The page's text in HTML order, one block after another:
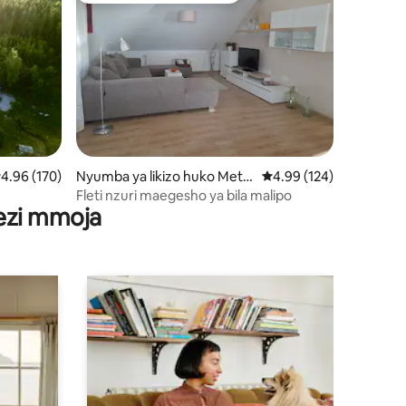
7 wa wastani wa 4.96 kati ya 5, tathmini 170
4.96 (170)
Nyumba ya likizo huko Mett
en
Ukadiriaji wa wastani
4.99 (124)
Fleti nzuri maegesho ya bila malipo
mmoja